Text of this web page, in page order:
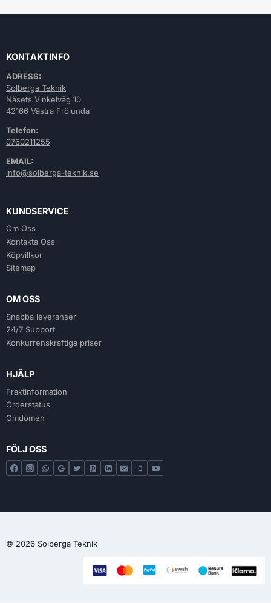
KONTAKTINFO
ADRESS:
Solberga Teknik
Näsets Vinkelväg 10
42166 Västra Frölunda
Telefon:
0760211255
EMAIL:
info@solberga-teknik.se
KUNDSERVICE
Om Oss
Kontakta Oss
Köpvillkor
Sitemap
OM OSS
Snabba leveranser
24/7 Support
Konkurrenskraftiga priser
HJÄLP
Fraktinformation
Orderstatus
Omdömen
FÖLJ OSS
© 2026 Solberga Teknik